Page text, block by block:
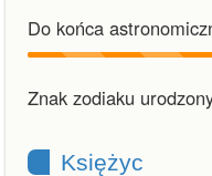
Do końca
Znak zodiaku
Księżyc